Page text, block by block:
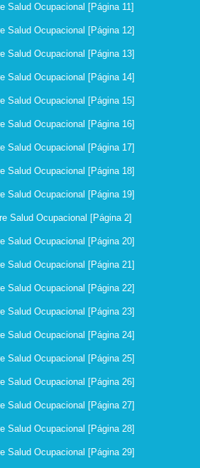
Salud Ocupacional [Página 11]
Salud Ocupacional [Página 12]
Salud Ocupacional [Página 13]
Salud Ocupacional [Página 14]
Salud Ocupacional [Página 15]
Salud Ocupacional [Página 16]
Salud Ocupacional [Página 17]
Salud Ocupacional [Página 18]
Salud Ocupacional [Página 19]
Salud Ocupacional [Página 2]
Salud Ocupacional [Página 20]
Salud Ocupacional [Página 21]
Salud Ocupacional [Página 22]
Salud Ocupacional [Página 23]
Salud Ocupacional [Página 24]
Salud Ocupacional [Página 25]
Salud Ocupacional [Página 26]
Salud Ocupacional [Página 27]
Salud Ocupacional [Página 28]
Salud Ocupacional [Página 29]